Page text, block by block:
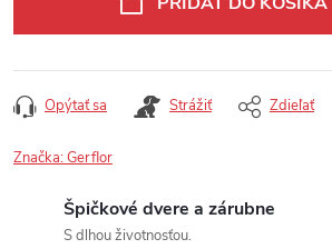
Opýtať sa Strážiť Zdieľať
Značka:Gerflor
Špičkové dvere a zárubne
S dlhou životnosťou.